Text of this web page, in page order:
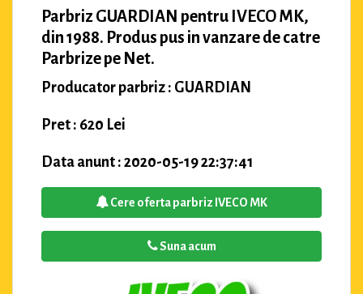
Parbriz GUARDIAN pentru IVECO MK,
din 1988. Produs pus in vanzare de catre
Parbrize pe Net.
Producator parbriz : GUARDIAN
Pret : 620 Lei
Data anunt : 2020-05-19 22:37:41
Cere oferta parbriz IVECO MK
Suna acum